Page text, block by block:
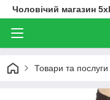
Чоловічий магазин
Товари та послуги